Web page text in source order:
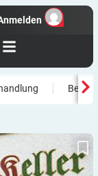
selbst schlachten,